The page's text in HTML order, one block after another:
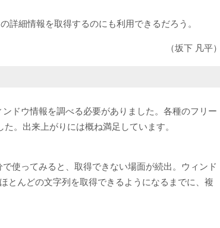
細情報を取得するのにも利用できるだろう。
（坂下 凡平）
ドウ情報を調べる必要がありました。各種のフリー
。出来上がりには概ね満足しています。
使ってみると、取得できない場面が続出。ウィンド
とんどの文字列を取得できるようになるまでに、複